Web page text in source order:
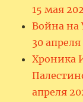
15 мая
Война на
30
Хроника
апреля